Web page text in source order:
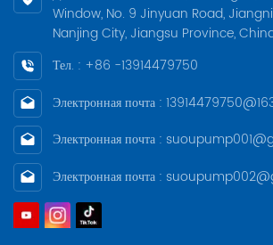
Window, No. 9 Jinyuan Road,
Nanjing City, Jiangsu Province,
Тел. : +86 -13914479750
Электронная почта :
Электронная почта :
Электронная почта :